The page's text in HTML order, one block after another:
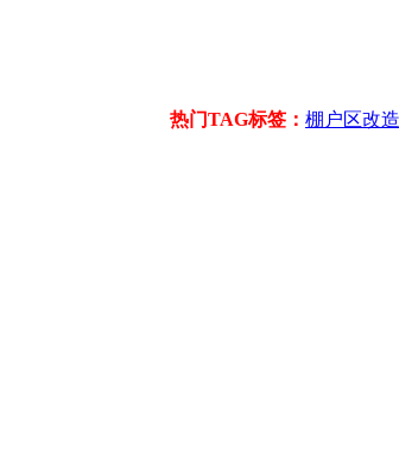
热门TAG标签： 棚户区改造